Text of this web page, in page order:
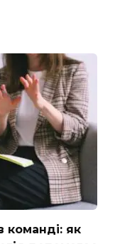
команді: як